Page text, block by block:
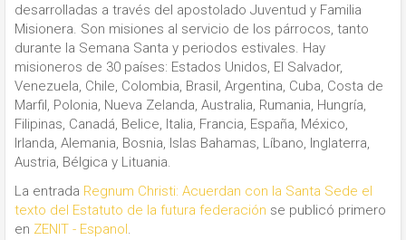
desarrolladas a través del apostolado Juventud y Familia
Misionera. Son misiones al servicio de los párrocos, tanto
durante la Semana Santa y periodos estivales. Hay
misioneros de 30 países: Estados Unidos, El Salvador,
Venezuela, Chile, Colombia, Brasil, Argentina, Cuba, Costa de
Marfil, Polonia, Nueva Zelanda, Australia, Rumania, Hungría,
Filipinas, Canadá, Belice, Italia, Francia, España, México,
Irlanda, Alemania, Bosnia, Islas Bahamas, Líbano, Inglaterra,
Austria, Bélgica y Lituania.
La entrada Regnum Christi: Acuerdan con la Santa Sede el
texto del Estatuto de la futura federación se publicó primero
en ZENIT - Espanol